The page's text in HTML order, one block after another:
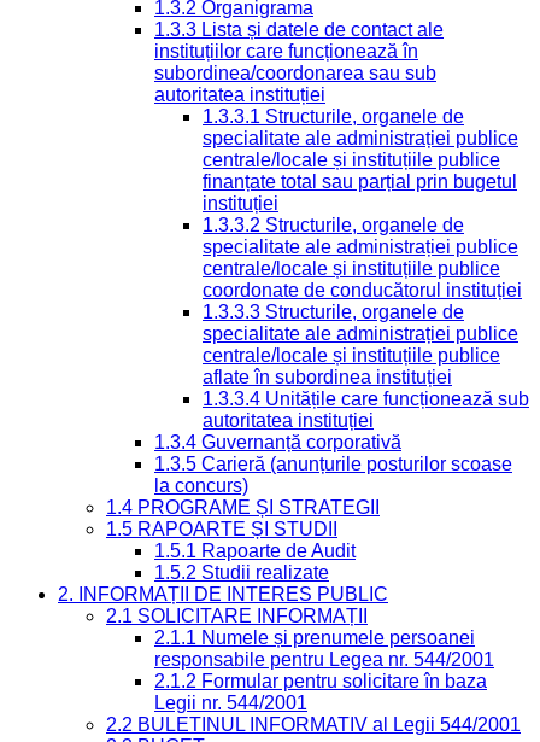
1.3.2 Organigrama
1.3.3 Lista și datele de contact ale
instituțiilor care funcționează în
subordinea/coordonarea sau sub
autoritatea instituției
1.3.3.1 Structurile, organele de
specialitate ale administrației publice
centrale/locale și instituțiile publice
finanțate total sau parțial prin bugetul
instituției
1.3.3.2 Structurile, organele de
specialitate ale administrației publice
centrale/locale și instituțiile publice
coordonate de conducătorul instituției
1.3.3.3 Structurile, organele de
specialitate ale administrației publice
centrale/locale și instituțiile publice
aflate în subordinea instituției
1.3.3.4 Unitățile care funcționează sub
autoritatea instituției
1.3.4 Guvernanță corporativă
1.3.5 Carieră (anunțurile posturilor scoase
la concurs)
1.4 PROGRAME ȘI STRATEGII
1.5 RAPOARTE ȘI STUDII
1.5.1 Rapoarte de Audit
1.5.2 Studii realizate
2. INFORMAȚII DE INTERES PUBLIC
2.1 SOLICITARE INFORMAȚII
2.1.1 Numele și prenumele persoanei
responsabile pentru Legea nr. 544/2001
2.1.2 Formular pentru solicitare în baza
Legii nr. 544/2001
2.2 BULETINUL INFORMATIV al Legii 544/2001